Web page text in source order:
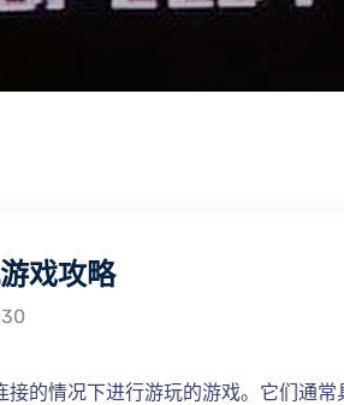
戏攻略
的情况下进行游玩的游戏。它们通